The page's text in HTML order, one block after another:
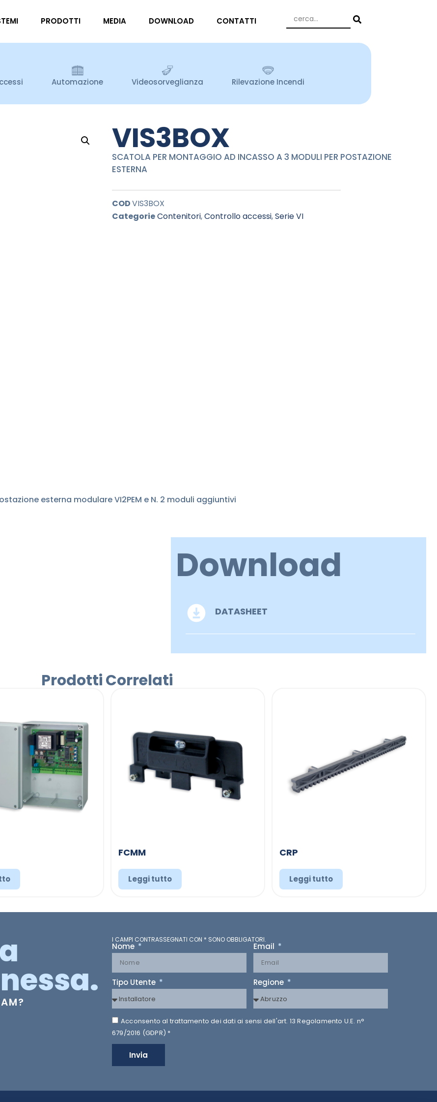
PRODOTTI MEDIA DOWNLOAD CONTATTI
Automazione Videosorveglianza Rilevazione Incendi
VIS3BOX
SCATOLA PER MONTAGGIO AD INCASSO A 3 MODULI PER POSTAZIONE
ESTERNA
CODVIS3BOX
CategorieContenitori,Controllo accessi,Serie VI
esterna modulare VI2PEM e N. 2 moduli aggiuntivi
Download
DATASHEET
Prodotti Correlati
FCMM
Leggi tutto
CRP
Leggi tutto
I CAMPI CONTRASSEGNATI CON * SONO OBBLIGATORI.
Nome Email
Tipo Utente Regione
Acconsento al trattamento dei dati ai sensi dell'art. 13 Regolamento U.E. n°
679/2016 (GDPR) *
Invia